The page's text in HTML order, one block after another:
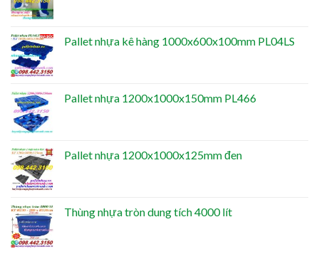
Pallet nhựa kê hàng 1000x600x100mm PL04LS
Pallet nhựa 1200x1000x150mm PL466
Pallet nhựa 1200x1000x125mm đen
Thùng nhựa tròn dung tích 4000 lít